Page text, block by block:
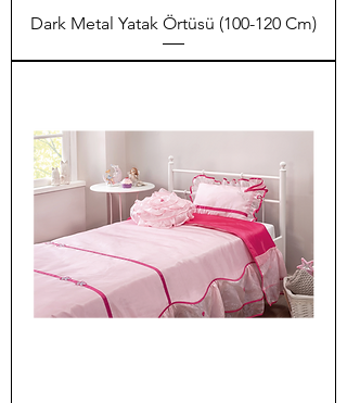
Dark Metal Yatak Örtüsü (100-120 Cm)